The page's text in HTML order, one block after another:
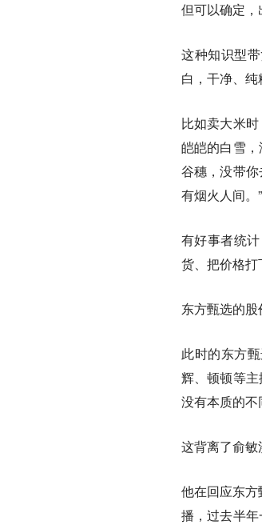
但可以确定，
这种知识型
白，干净、纯
比如卖大米
皑皑的白雪
谷穗，没带
有烟火人间。”
有好事者统
货、把价格打
东方甄选的
此时的东方
辉、顿顿等
没有本质的不
这背离了俞敏
他在回应东
播，过去半